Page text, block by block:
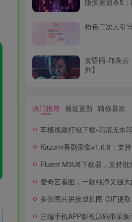
粉色二次元引
黄昏雨-邝美云
列】
热门推荐 最近更新 猜你喜欢
车模视频打包下载-高清无水
Kazumi番剧采集v1.6.9：支持自定义规则+在线观看+
Fluent M3U8下载器，支持批
爱奇艺看图，一款纯净又强
多张图片拼接成长图-GIF提取
三端手机APP影视源码带采集手机H5源码